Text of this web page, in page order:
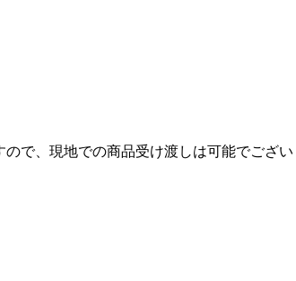
で、現地での商品受け渡しは可能でござ